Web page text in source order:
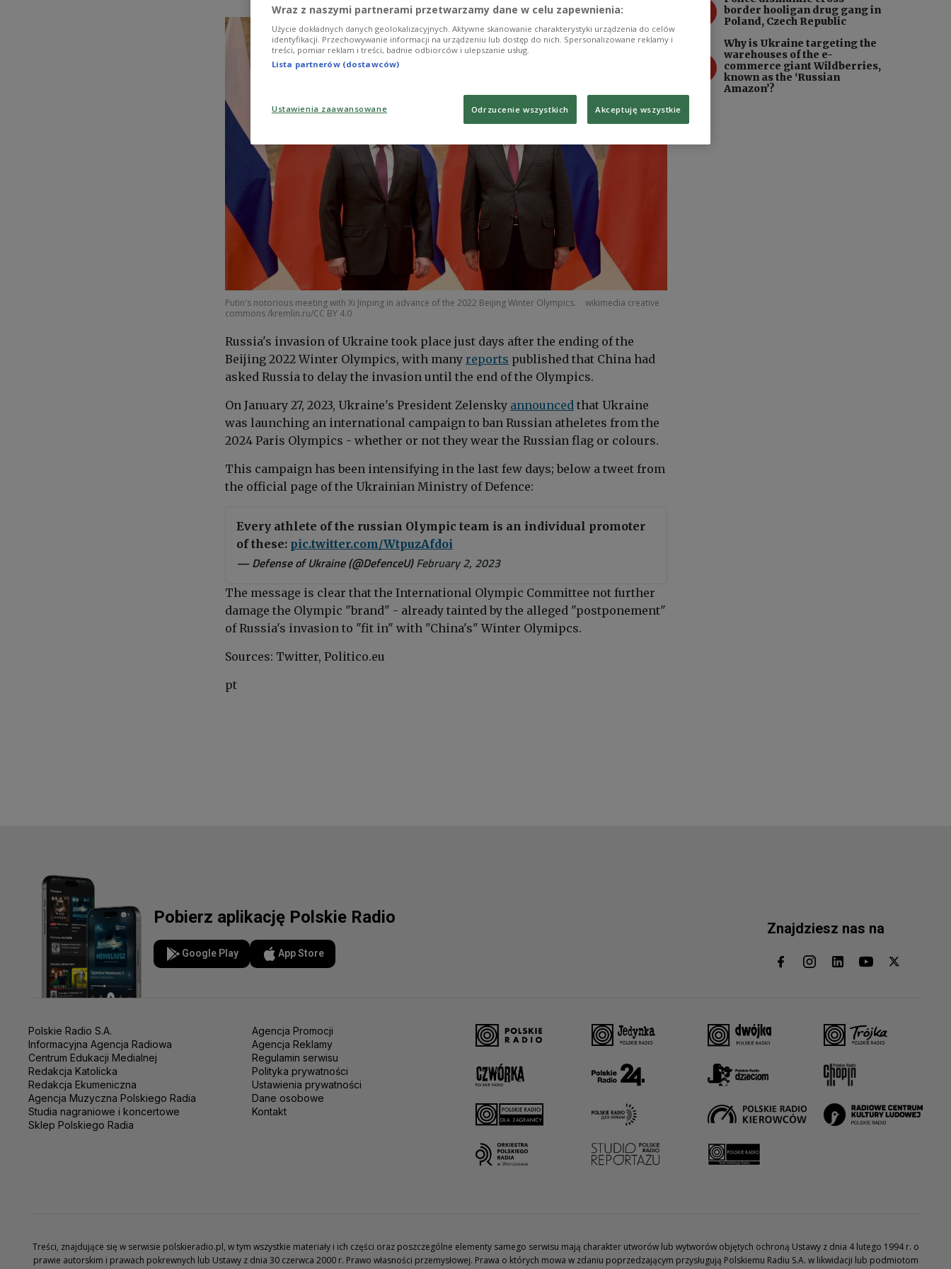
Putin's notorious meeting with Xi Jinping in advance of the 2022 Beijing Winter Olympics.
wikimedia creative
commons /kremlin.ru/CC BY 4.0
Russia's invasion of Ukraine took place just days after the ending of the
Beijing 2022 Winter Olympics, with many reports published that China had
asked Russia to delay the invasion until the end of the Olympics.
On January 27, 2023, Ukraine's President Zelensky announced that Ukraine
was launching an international campaign to ban Russian atheletes from the
2024 Paris Olympics - whether or not they wear the Russian flag or colours.
This campaign has been intensifying in the last few days; below a tweet from
the official page of the Ukrainian Ministry of Defence:
Every athlete of the russian Olympic team is an individual promoter
of these: pic.twitter.com/WtpuzAfdoi
— Defense of Ukraine (@DefenceU)February 2, 2023
The message is clear that the International Olympic Committee not further
damage the Olympic "brand" - already tainted by the alleged "postponement"
of Russia's invasion to "fit in" with "China's" Winter Olymipcs.
Sources: Twitter, Politico.eu
pt
border hooligan drug gang in
Poland, Czech Republic
Why is Ukraine targeting the
warehouses of the e-
commerce giant Wildberries,
known as the ‘Russian
Amazon’?
Pobierz aplikację Polskie Radio
Google Play App Store
Znajdziesz nas na
Polskie Radio S.A.
Informacyjna Agencja Radiowa
Centrum Edukacji Medialnej
Redakcja Katolicka
Redakcja Ekumeniczna
Agencja Muzyczna Polskiego Radia
Studia nagraniowe i koncertowe
Sklep Polskiego Radia
Agencja Promocji
Agencja Reklamy
Regulamin serwisu
Polityka prywatności
Ustawienia prywatności
Dane osobowe
Kontakt
Treści, znajdujące się w serwisie polskieradio.pl, w tym wszystkie materiały i ich części oraz poszczególne elementy samego serwisu mają charakter utworów lub wytworów objętych ochroną Ustawy z dnia 4 lutego 1994 r. o
prawie autorskim i prawach pokrewnych lub Ustawy z dnia 30 czerwca 2000 r. Prawo własności przemysłowej. Prawa o których mowa w zdaniu poprzedzającym przysługują Polskiemu Radiu S.A. w likwidacji lub podmiotom
Wraz z naszymi partnerami przetwarzamy dane w celu zapewnienia:
Użycie dokładnych danych geolokalizacyjnych. Aktywne skanowanie charakterystyki urządzenia do celów
identyfikacji. Przechowywanie informacji na urządzeniu lub dostęp do nich. Spersonalizowane reklamy i
treści, pomiar reklam i treści, badnie odbiorców i ulepszanie usług.
Lista partnerów (dostawców)
Ustawienia zaawansowane Odrzucenie wszystkich Akceptuję wszystkie